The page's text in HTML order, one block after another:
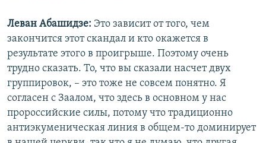
Леван Абашидзе: Это зависит от того, чем
закончится этот скандал и кто окажется в
результате этого в проигрыше. Поэтому очень
трудно сказать. То, что вы сказали насчет двух
группировок, – это тоже не совсем понятно. Я
согласен с Заалом, что здесь в основном у нас
пророссийские силы, потому что традиционно
антиэкуменическая линия в общем-то доминирует